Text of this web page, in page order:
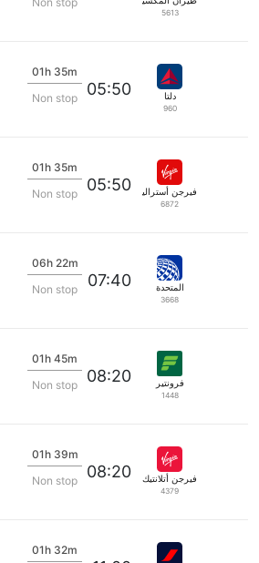
5613
دلتا
960
05:50
01h 35m
Non stop
فيرجن أستراليا
6872
05:50
01h 35m
Non stop
المتحدة
3668
07:40
06h 22m
Non stop
فرونتير
1448
08:20
01h 45m
Non stop
فيرجن أتلانتيك
4379
08:20
01h 39m
Non stop
01h 32m